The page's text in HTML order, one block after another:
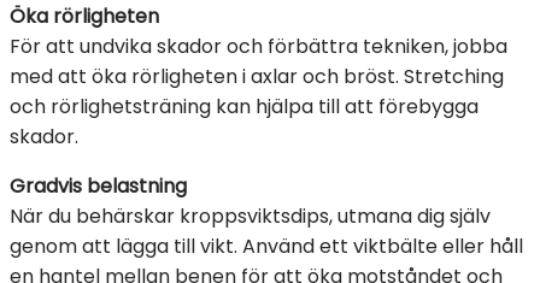
Öka rörligheten
För att undvika skador och förbättra tekniken, jobba
med att öka rörligheten i axlar och bröst. Stretching
och rörlighetsträning kan hjälpa till att förebygga
skador.
Gradvis belastning
När du behärskar kroppsviktsdips, utmana dig själv
genom att lägga till vikt. Använd ett viktbälte eller håll
en hantel mellan benen för att öka motståndet och